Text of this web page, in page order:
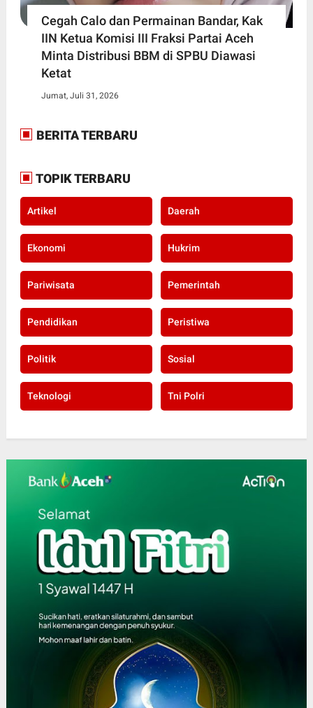
Cegah Calo dan Permainan Bandar, Kak
IIN Ketua Komisi III Fraksi Partai Aceh
Minta Distribusi BBM di SPBU Diawasi
Ketat
Jumat, Juli 31, 2026
BERITA TERBARU
TOPIK TERBARU
Artikel Daerah
Ekonomi Hukrim
Pariwisata Pemerintah
Pendidikan Peristiwa
Politik Sosial
Teknologi Tni Polri